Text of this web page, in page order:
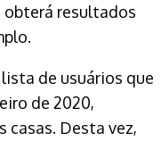
obterá resultados
de usuários que
de 2020,
casas. Desta vez,